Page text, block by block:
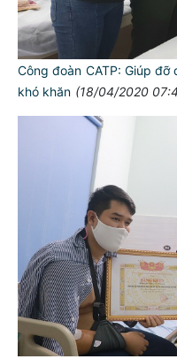
Công đoàn CATP: Giúp
khó khăn (18/04/2020